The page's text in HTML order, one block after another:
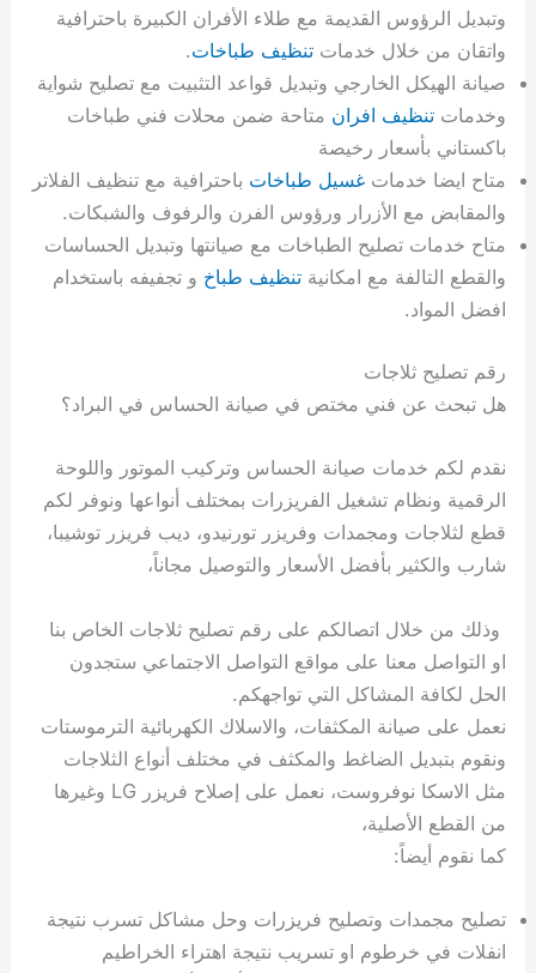
وتبديل الرؤوس القديمة مع طلاء الأفران الكبيرة باحترافية
واتقان من خلال خدماتتنظيف طباخات.
صيانة الهيكل الخارجي وتبديل قواعد التثبيت مع تصليح شواية
وخدماتتنظيف افران متاحة ضمن محلات فني طباخات
باكستاني بأسعار رخيصة
متاح ايضا خدماتغسيل طباخات باحترافية مع تنظيف الفلاتر
والمقابض مع الأزرار ورؤوس الفرن والرفوف والشبكات.
متاح خدمات تصليح الطباخات مع صيانتها وتبديل الحساسات
والقطع التالفة مع امكانيةتنظيف طباخ و تجفيفه باستخدام
افضل المواد.
رقم تصليح ثلاجات
هل تبحث عن فني مختص في صيانة الحساس في البراد؟
نقدم لكم خدمات صيانة الحساس وتركيب الموتور واللوحة
الرقمية ونظام تشغيل الفريزرات بمختلف أنواعها ونوفر لكم
قطع لثلاجات ومجمدات وفريزر تورنيدو، ديب فريزر توشيبا،
شارب والكثير بأفضل الأسعار والتوصيل مجاناً،
وذلك من خلال اتصالكم على رقم تصليح ثلاجات الخاص بنا
او التواصل معنا على مواقع التواصل الاجتماعي ستجدون
الحل لكافة المشاكل التي تواجهكم.
نعمل على صيانة المكثفات، والاسلاك الكهربائية الترموستات
ونقوم بتبديل الضاغط والمكثف في مختلف أنواع الثلاجات
مثل الاسكا نوفروست، نعمل على إصلاح فريزر LG وغيرها
من القطع الأصلية،
كما نقوم أيضاً:
تصليح مجمدات وتصليح فريزرات وحل مشاكل تسرب نتيجة
انفلات في خرطوم او تسريب نتيجة اهتراء الخراطيم